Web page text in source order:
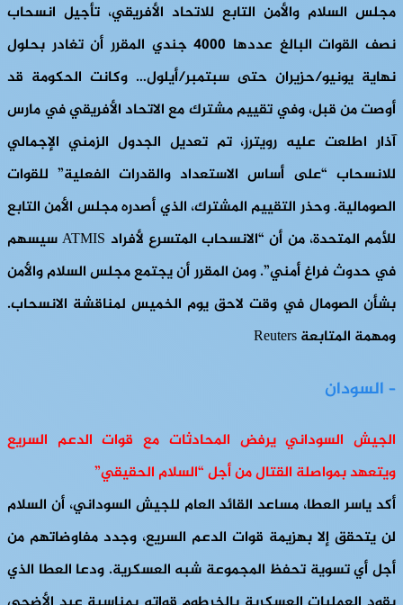
مجلس السلام والأمن التابع للاتحاد الأفريقي، تأجيل انسحاب
نصف القوات البالغ عددها 4000 جندي المقرر أن تغادر بحلول
نهاية يونيو/حزيران حتى سبتمبر/أيلول… وكانت الحكومة قد
أوصت من قبل، وفي تقييم مشترك مع الاتحاد الأفريقي في مارس
آذار اطلعت عليه رويترز، تم تعديل الجدول الزمني الإجمالي
للانسحاب “على أساس الاستعداد والقدرات الفعلية” للقوات
الصومالية. وحذر التقييم المشترك، الذي أصدره مجلس الأمن التابع
للأمم المتحدة، من أن “الانسحاب المتسرع لأفراد ATMIS سيسهم
في حدوث فراغ أمني”. ومن المقرر أن يجتمع مجلس السلام والأمن
بشأن الصومال في وقت لاحق يوم الخميس لمناقشة الانسحاب.
ومهمة المتابعة Reuters
– السودان
الجيش السوداني يرفض المحادثات مع قوات الدعم السريع
ويتعهد بمواصلة القتال من أجل “السلام الحقيقي”
أكد ياسر العطا، مساعد القائد العام للجيش السوداني، أن السلام
لن يتحقق إلا بهزيمة قوات الدعم السريع، وجدد مفاوضاتهم من
أجل أي تسوية تحفظ المجموعة شبه العسكرية. ودعا العطا الذي